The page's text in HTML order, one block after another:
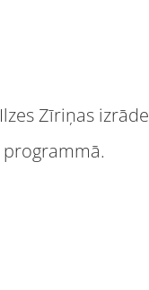
Zīriņas izrāde
programmā.